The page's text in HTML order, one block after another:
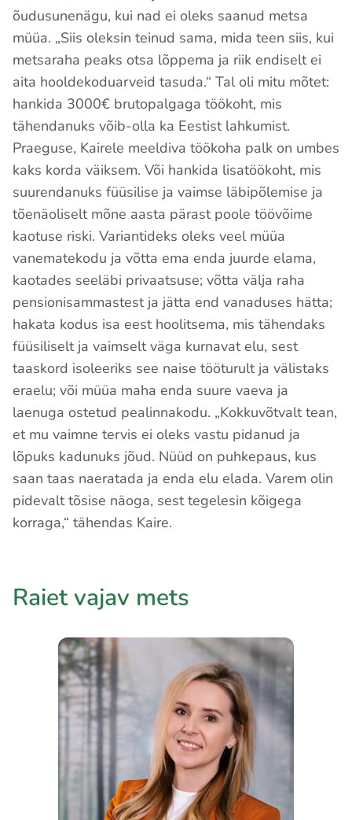
õudusunenägu, kui nad ei oleks saanud metsa
müüa. „Siis oleksin teinud sama, mida teen siis, kui
metsaraha peaks otsa lõppema ja riik endiselt ei
aita hooldekoduarveid tasuda.“ Tal oli mitu mõtet:
hankida 3000€ brutopalgaga töökoht, mis
tähendanuks võib-olla ka Eestist lahkumist.
Praeguse, Kairele meeldiva töökoha palk on umbes
kaks korda väiksem. Või hankida lisatöökoht, mis
suurendanuks füüsilise ja vaimse läbipõlemise ja
tõenäoliselt mõne aasta pärast poole töövõime
kaotuse riski. Variantideks oleks veel müüa
vanematekodu ja võtta ema enda juurde elama,
kaotades seeläbi privaatsuse; võtta välja raha
pensionisammastest ja jätta end vanaduses hätta;
hakata kodus isa eest hoolitsema, mis tähendaks
füüsiliselt ja vaimselt väga kurnavat elu, sest
taaskord isoleeriks see naise tööturult ja välistaks
eraelu; või müüa maha enda suure vaeva ja
laenuga ostetud pealinnakodu. „Kokkuvõtvalt tean,
et mu vaimne tervis ei oleks vastu pidanud ja
lõpuks kadunuks jõud. Nüüd on puhkepaus, kus
saan taas naeratada ja enda elu elada. Varem olin
pidevalt tõsise näoga, sest tegelesin kõigega
korraga,“ tähendas Kaire.
Raiet vajav mets